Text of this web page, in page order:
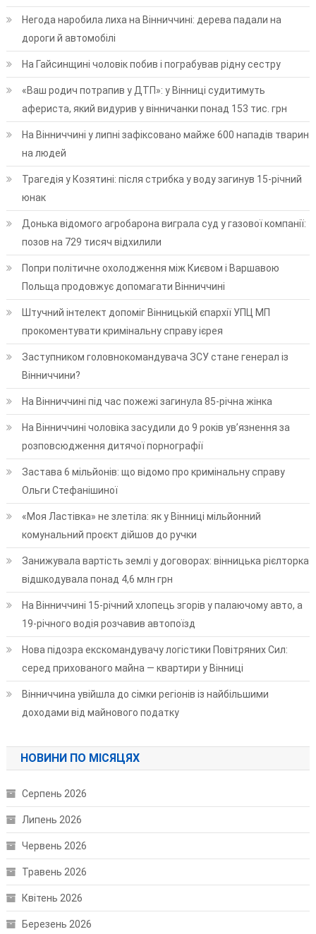
Негода наробила лиха на Вінниччині: дерева падали на
дороги й автомобілі
На Гайсинщині чоловік побив і пограбував рідну сестру
«Ваш родич потрапив у ДТП»: у Вінниці судитимуть
афериста, який видурив у вінничанки понад 153 тис. грн
На Вінниччині у липні зафіксовано майже 600 нападів тварин
на людей
Трагедія у Козятині: після стрибка у воду загинув 15-річний
юнак
Донька відомого агробарона виграла суд у газової компанії:
позов на 729 тисяч відхилили
Попри політичне охолодження між Києвом і Варшавою
Польща продовжує допомагати Вінниччині
Штучний інтелект допоміг Вінницькій єпархії УПЦ МП
прокоментувати кримінальну справу ієрея
Заступником головнокомандувача ЗСУ стане генерал із
Вінниччини?
На Вінниччині під час пожежі загинула 85-річна жінка
На Вінниччині чоловіка засудили до 9 років ув’язнення за
розповсюдження дитячої порнографії
Застава 6 мільйонів: що відомо про кримінальну справу
Ольги Стефанішиної
«Моя Ластівка» не злетіла: як у Вінниці мільйонний
комунальний проєкт дійшов до ручки
Занижувала вартість землі у договорах: вінницька рієлторка
відшкодувала понад 4,6 млн грн
На Вінниччині 15-річний хлопець згорів у палаючому авто, а
19-річного водія розчавив автопоїзд
Нова підозра екскомандувачу логістики Повітряних Сил:
серед прихованого майна — квартири у Вінниці
Вінниччина увійшла до сімки регіонів із найбільшими
доходами від майнового податку
НОВИНИ ПО МІСЯЦЯХ
Серпень 2026
Липень 2026
Червень 2026
Травень 2026
Квітень 2026
Березень 2026